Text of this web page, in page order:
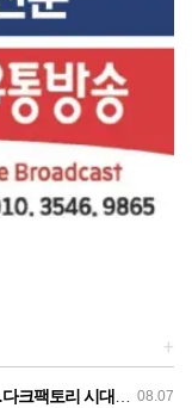
+
08.07
리 시대 앞당긴다